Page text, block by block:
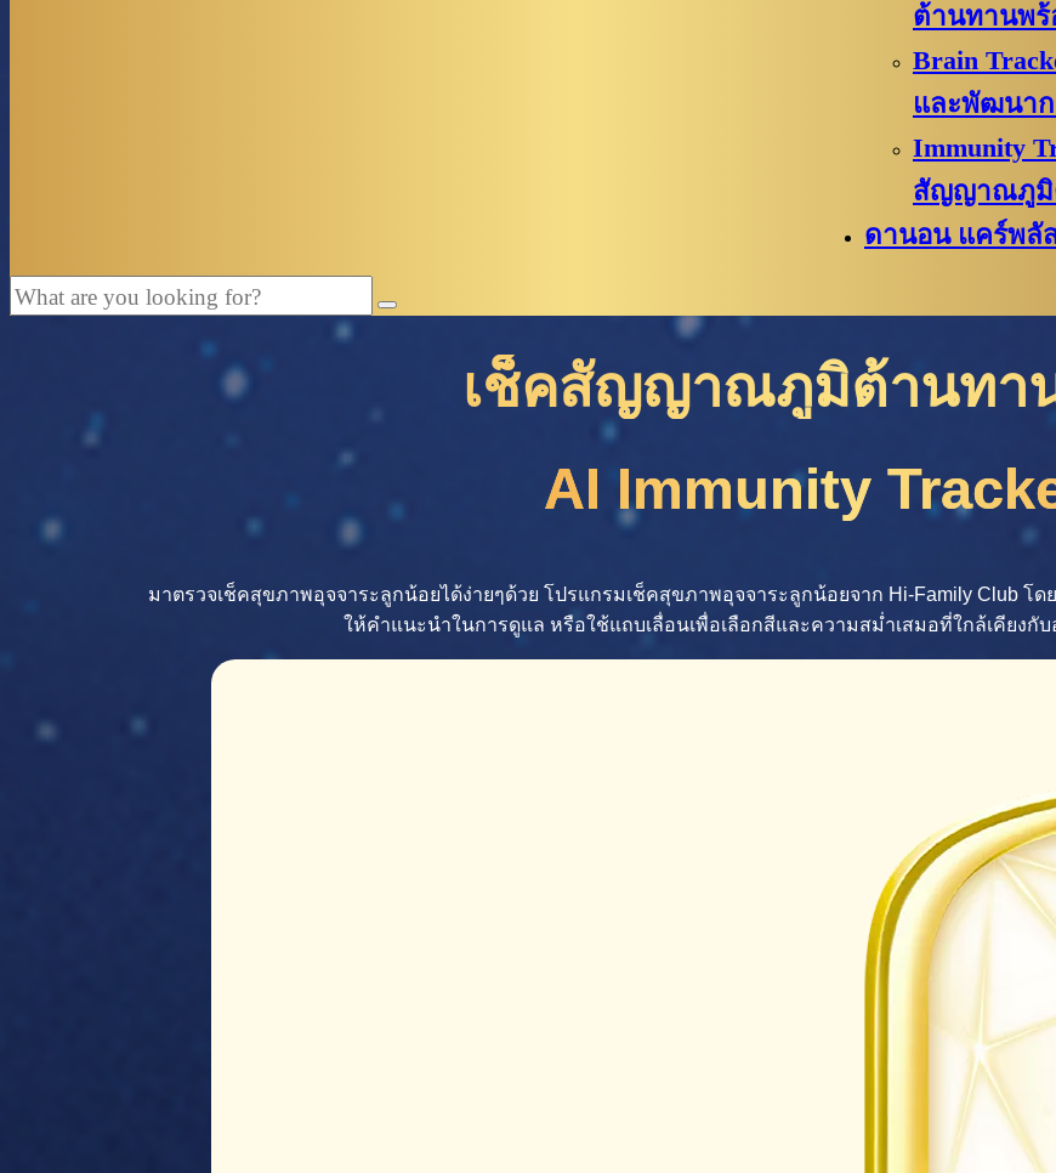
ต้านทานพร้
Brain
และพัฒนา
Immunity
สัญญาณภูมิ
ดานอน แคร์พลั
เช็คสัญญาณภูมิต้านทา
AI Immunity
มาตรวจเช็คสุขภาพอุจจาระลูกน้อยได้ง่ายๆด้วย โปรแกรมเช็คสุขภาพอุจจาระลูกน้อยจาก Hi-Family Club โด
ให้คำแนะนำในการดูแล หรือใช้แถบเลื่อนเพื่อเลือกสีและความสม่ำเสมอที่ใกล้เคียงกั